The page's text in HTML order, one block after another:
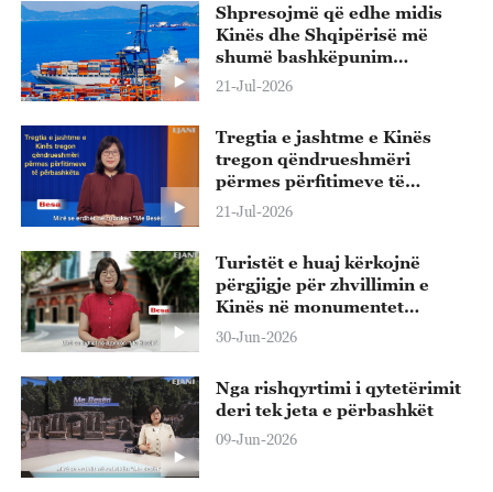
Shpresojmë që edhe midis
Kinës dhe Shqipërisë më
shumë bashkëpunim
ekonomik dhe tregtar do të
21-Jul-2026
Tregtia e jashtme e Kinës
tregon qëndrueshmëri
përmes përfitimeve të
përbashkëta
21-Jul-2026
Turistët e huaj kërkojnë
përgjigje për zhvillimin e
Kinës në monumentet
revolucionare të vendit
30-Jun-2026
Nga rishqyrtimi i qytetërimit
deri tek jeta e përbashkët
09-Jun-2026